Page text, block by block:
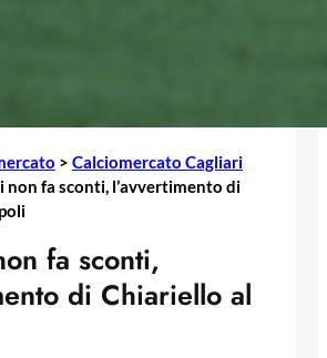
> Calciomercato Cagliari
non fa sconti, l’avvertimento di
fa sconti,
di Chiariello al